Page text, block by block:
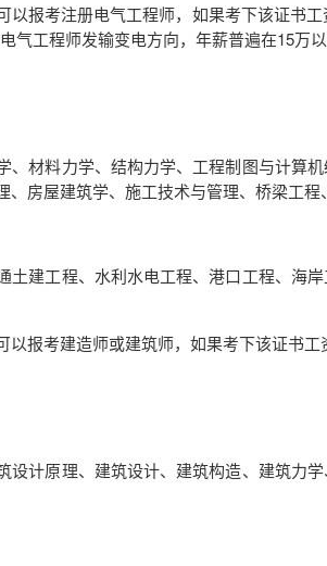
以报考注册电气工程师，如果考下该证书
气工程师发输变电方向，年薪普遍在15万
、材料力学、结构力学、工程制图与计算
、房屋建筑学、施工技术与管理、桥梁工
土建工程、水利水电工程、港口工程、海
以报考建造师或建筑师，如果考下该证书工
设计原理、建筑设计、建筑构造、建筑力